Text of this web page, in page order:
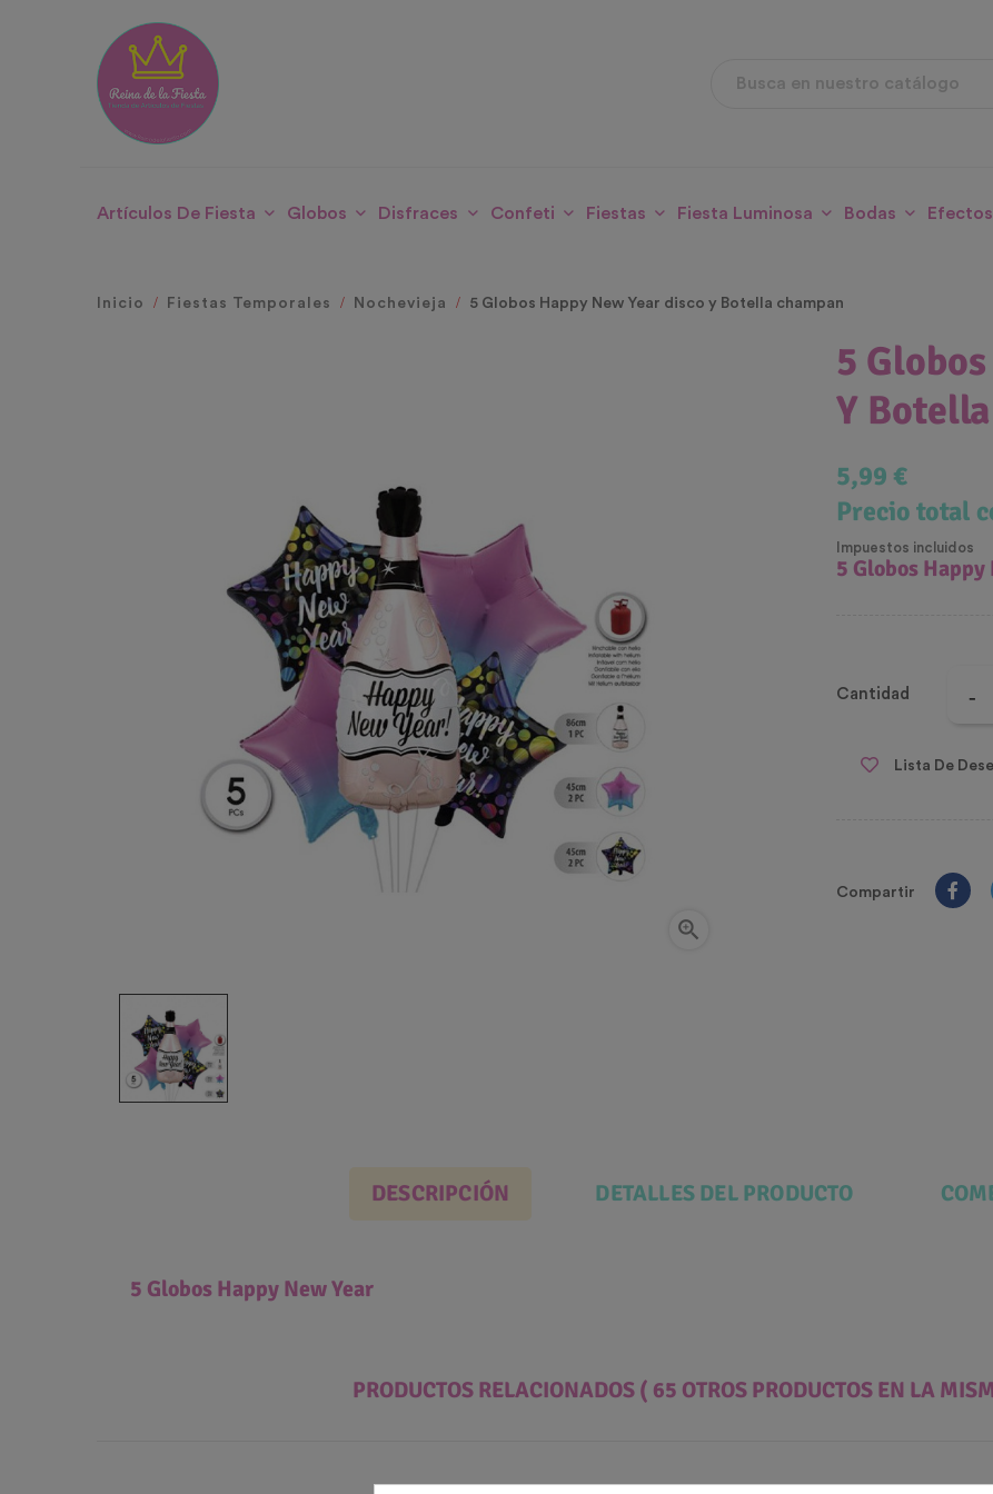
Artículos De Fiesta Globos Disfraces Confeti Fiestas Fiesta Luminosa Bodas
Inicio Fiestas Temporales Nochevieja 5 Globos Happy New Year disco y Botella champan

5
Y
5,99 €
Precio total
Impuestos incluidos
5 Globos Happy
Cantidad
Lista De
Compartir
DESCRIPCIÓN DETALLES DEL PRODUCTO
5 Globos Happy New Year
PRODUCTOS RELACIONADOS ( 65 OTROS PRODUCTOS EN LA